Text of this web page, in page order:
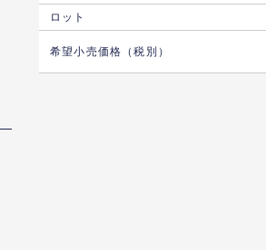
ロット
希望小売価格（税別）